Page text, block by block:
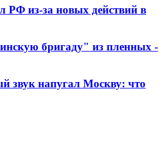
РФ из-за новых действий в
бригаду" из пленных -
звук напугал Москву: что